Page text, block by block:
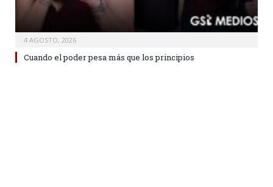
4 AGOSTO, 2026
Cuando el poder pesa más que los principios